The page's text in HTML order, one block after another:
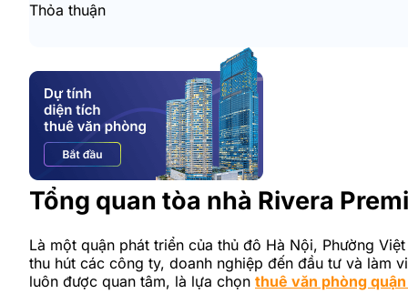
Thỏa thuận
Tổng quan tòa nhà Rivera
Là một quận phát triển của thủ đô Hà Nội, Phường
thu hút các công ty, doanh nghiệp đến đầu tư và làm
luôn được quan tâm, là lựa chọn thuê văn phòng